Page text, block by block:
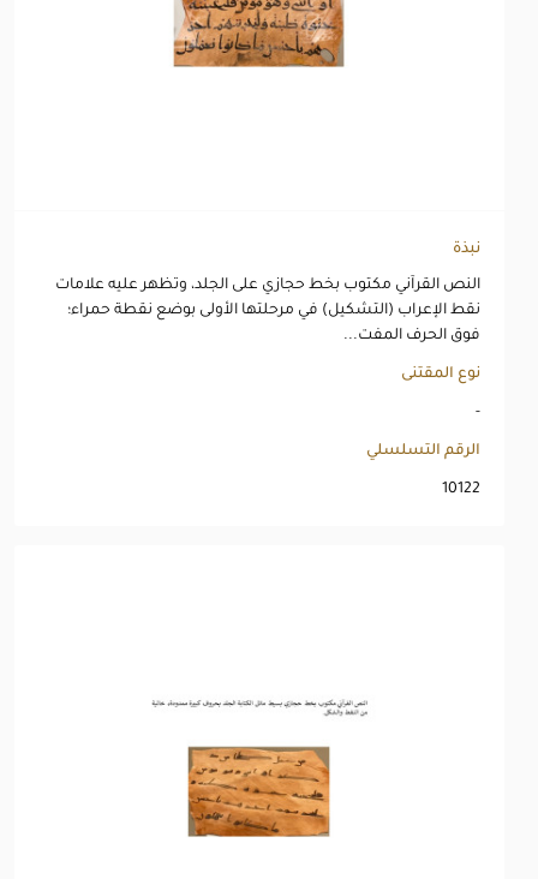
نبذة
النص القرآني مكتوب بخط حجازي على الجلد، وتظهر عليه علامات
نقط الإعراب (التشكيل) في مرحلتها الأولى بوضع نقطة حمراء؛
فوق الحرف المفت...
نوع المقتنى
-
الرقم التسلسلي
10122